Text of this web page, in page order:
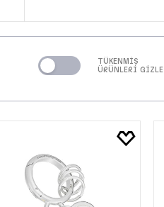
Arası
TÜKENMİŞ
ÜRÜNLERİ GİZLE